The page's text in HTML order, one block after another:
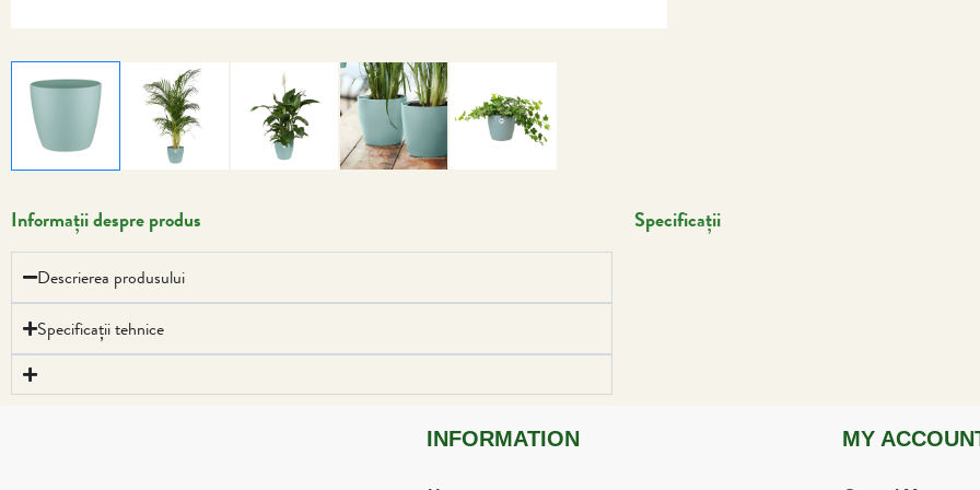
Informații despre produs
Descrierea produsului
Specificații tehnice
Specificații
INFORMATION MY